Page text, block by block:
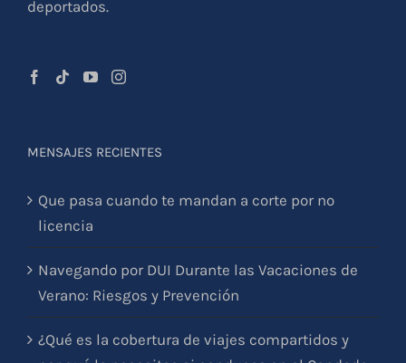
deportados.
MENSAJES RECIENTES
Que pasa cuando te mandan a corte por no
licencia
Navegando por DUI Durante las Vacaciones de
Verano: Riesgos y Prevención
¿Qué es la cobertura de viajes compartidos y